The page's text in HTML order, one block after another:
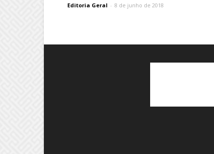
Editoria Geral - 8 de junho de 2018